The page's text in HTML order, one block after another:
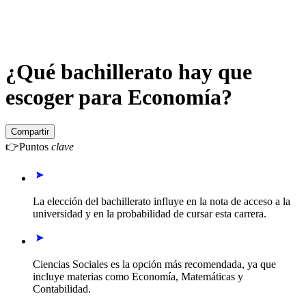
¿Qué bachillerato hay que
escoger para Economía?
Compartir
👉Puntos clave
La elección del bachillerato influye en la nota de acceso a la
universidad y en la probabilidad de cursar esta carrera.
Ciencias Sociales es la opción más recomendada, ya que
incluye materias como Economía, Matemáticas y
Contabilidad.